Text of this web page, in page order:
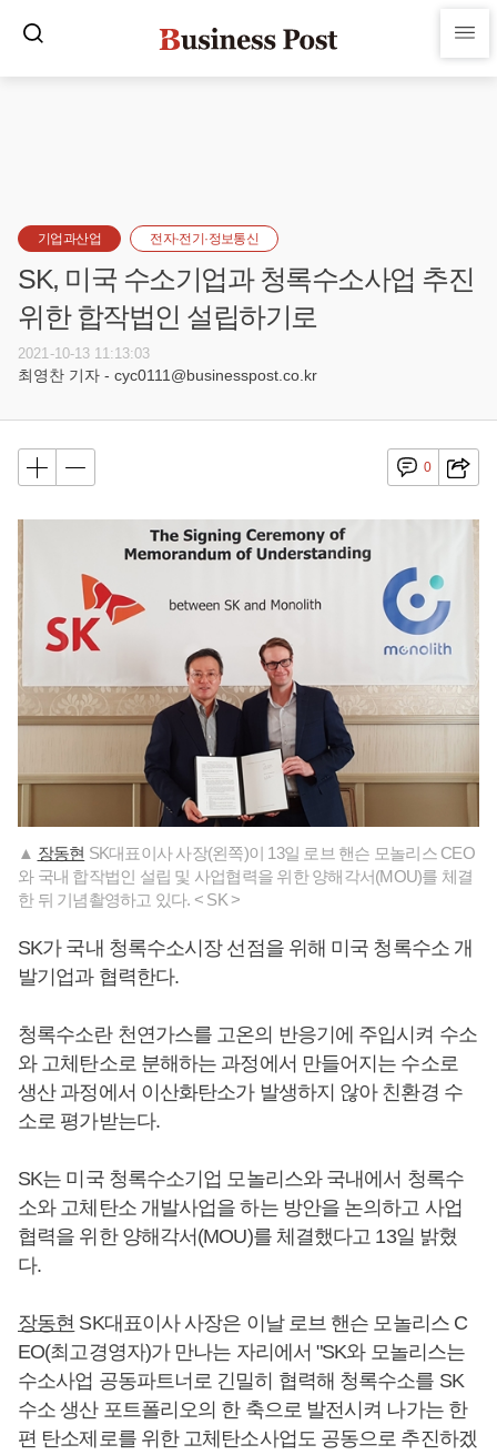
기업과산업 전자·전기·정보통신
SK, 미국 수소기업과 청록수소사업 추진
위한 합작법인 설립하기로
2021-10-13 11:13:03
최영찬 기자 - cyc0111@businesspost.co.kr
0
▲ 장동현 SK대표이사 사장(왼쪽)이 13일 로브 핸슨 모놀리스 CEO
와 국내 합작법인 설립 및 사업협력을 위한 양해각서(MOU)를 체결
한 뒤 기념촬영하고 있다. < SK >
SK가 국내 청록수소시장 선점을 위해 미국 청록수소 개
발기업과 협력한다.
청록수소란 천연가스를 고온의 반응기에 주입시켜 수소
와 고체탄소로 분해하는 과정에서 만들어지는 수소로
생산 과정에서 이산화탄소가 발생하지 않아 친환경 수
소로 평가받는다.
SK는 미국 청록수소기업 모놀리스와 국내에서 청록수
소와 고체탄소 개발사업을 하는 방안을 논의하고 사업
협력을 위한 양해각서(MOU)를 체결했다고 13일 밝혔
다.
장동현 SK대표이사 사장은 이날 로브 핸슨 모놀리스 C
EO(최고경영자)가 만나는 자리에서 "SK와 모놀리스는
수소사업 공동파트너로 긴밀히 협력해 청록수소를 SK
수소 생산 포트폴리오의 한 축으로 발전시켜 나가는 한
편 탄소제로를 위한 고체탄소사업도 공동으로 추진하겠